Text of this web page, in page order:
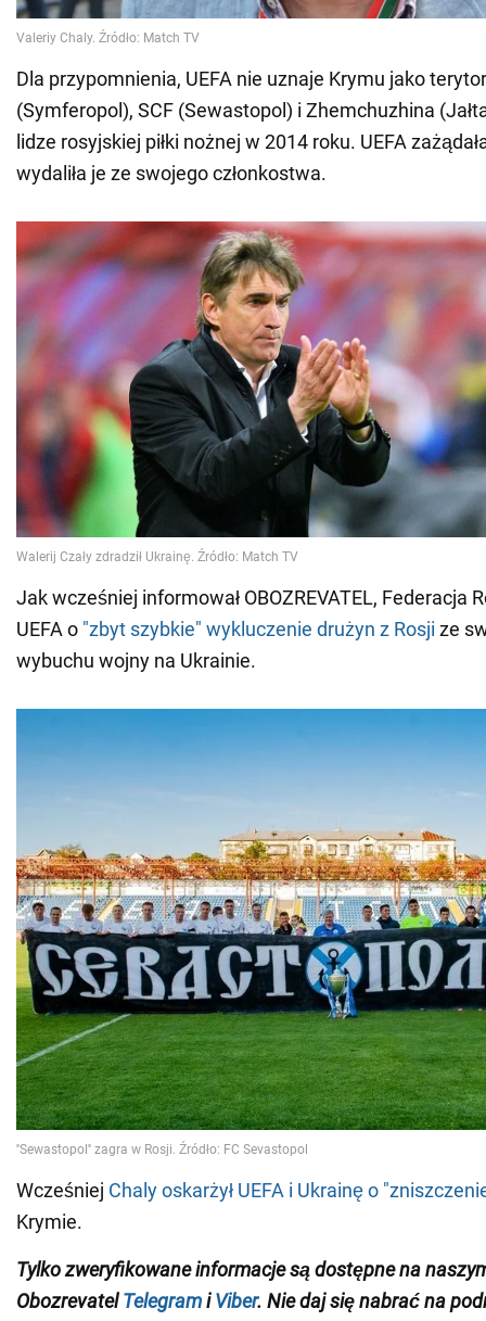
Dla przypomnienia, UEFA nie uznaje Krymu jako
(Symferopol), SCF (Sewastopol) i Zhemchuzhina
lidze rosyjskiej piłki nożnej w 2014 roku. UEFA
wydaliła je ze swojego członkostwa.
Jak wcześniej informował OBOZREVATEL, Federacja
UEFA o "zbyt szybkie" wykluczenie drużyn z Rosji ze
wybuchu wojny na Ukrainie.
Wcześniej Chaly oskarżył UEFA i Ukrainę o
Krymie.
Tylko zweryfikowane informacje są dostępne na
ObozrevatelTelegramiViber. Nie daj się nabrać na